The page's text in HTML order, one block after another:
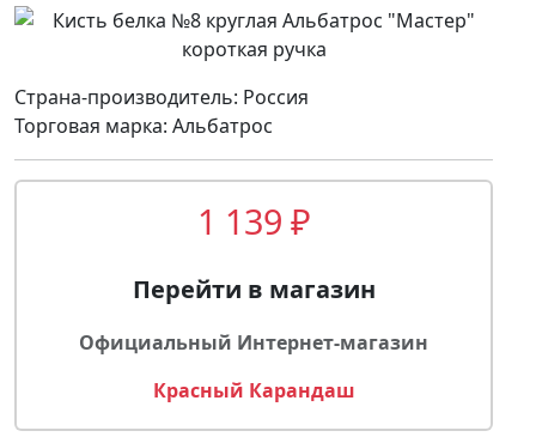
Страна-производитель: Россия
Торговая марка: Альбатрос
1 139 ₽
Перейти в магазин
Официальный Интернет-магазин
Красный Карандаш